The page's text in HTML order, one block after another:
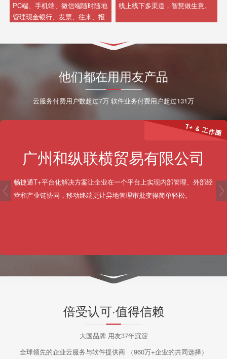
PC端、手机端、微信端随时随地
管理现金银行、发票、往来、报
线上线下多渠道，智慧做生意。
他们都在用用友产品
云服务付费用户数超过7万 软件业务付费用户超过131万
T+ & 工作圈
广州和纵联横贸易有限公司
畅捷通T+平台化解决方案让企业在一个平台上实现内部管理、外部经
营和产业链协同，移动终端更让异地管理审批变得简单轻松。
prev
倍受认可·值得信赖
大国品牌 用友37年沉淀
全球领先的企业云服务与软件提供商
（960万+企业的共同选择）